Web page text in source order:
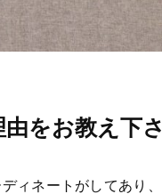
をお教え下
ィネートがしてあり